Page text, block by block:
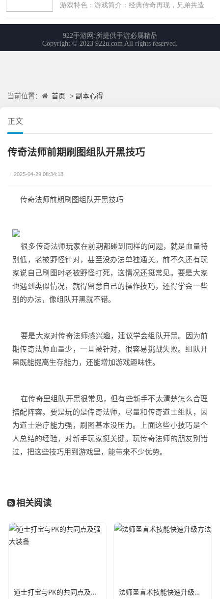
当前位置： 首页 > 副本心得
正文
传奇法师前期刷图组队开黑技巧
/ 2025-04-29 08:34:18
传奇法师前期刷图组队开黑技巧
很多传奇法师玩家在前期都碰到同样的问题，就是血量特
别低，老被野怪针对，甚至没办法单独通关。前不久还有玩
家说自己刷图时老被野怪打死，这情况还挺常见。要是大家
也遇到类似情况，就得留意自己的操作技巧，还得学会一些
别的办法，像组队开黑就不错。
要是大家对传奇法师感兴趣，建议学会组队开黑。因为前
期传奇法师血量少，一旦被针对，很容易挑战失败。组队开
黑既能提高生存能力，还能增加游戏趣味性。
在传奇里组队开黑很常见，但有些新手不太清楚怎么合理
搭配阵容。要是玩的是传奇法师，尽量和传奇道士组队，因
为道士治疗能力强，刷图基本没压力。上面这些小技巧是个
人总结的经验，对新手玩家挺关键。玩传奇法师的朋友别错
过，把这些技巧用到游戏里，能带来不少优势。
相关阅读
道士打宝与PK的共同点及强大装备 法师圣言术技能快速升级方法